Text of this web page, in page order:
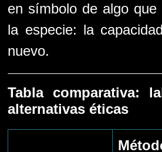
en símbolo de algo
la especie: la
nuevo.
Tabla comparativa:
alternativas éticas